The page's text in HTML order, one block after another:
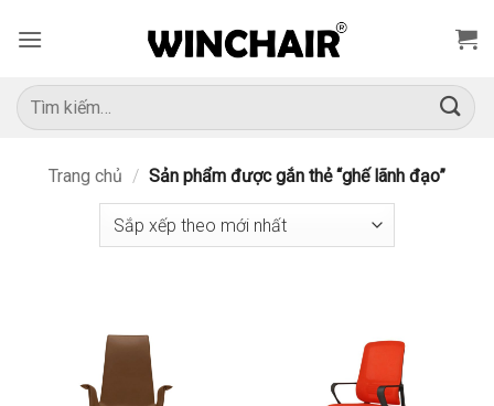
qua
dung
Tìm
kiếm:
Trang chủ / Sản phẩm được gắn thẻ “ghế lãnh đạo”